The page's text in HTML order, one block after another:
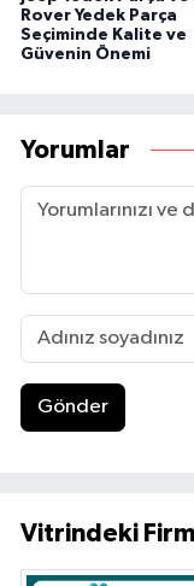
Rover Yedek Parça
Seçiminde Kalite ve
Güvenin Önemi
Yorumlar
Gönder
Vitrindeki